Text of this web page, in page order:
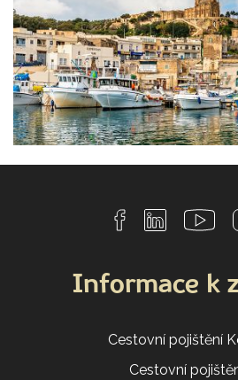
Informace k
Cestovní pojištění
Cestovní